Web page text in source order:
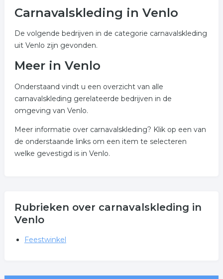
Carnavalskleding in Venlo
De volgende bedrijven in de categorie carnavalskleding
uit Venlo zijn gevonden.
Meer in Venlo
Onderstaand vindt u een overzicht van alle
carnavalskleding gerelateerde bedrijven in de
omgeving van Venlo.
Meer informatie over carnavalskleding? Klik op een van
de onderstaande links om een item te selecteren
welke gevestigd is in Venlo.
Rubrieken over carnavalskleding in
Venlo
Feestwinkel